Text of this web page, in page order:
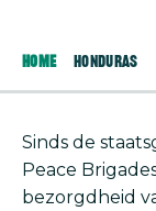
Home Honduras
Sinds de
Peace
bezorgdheid